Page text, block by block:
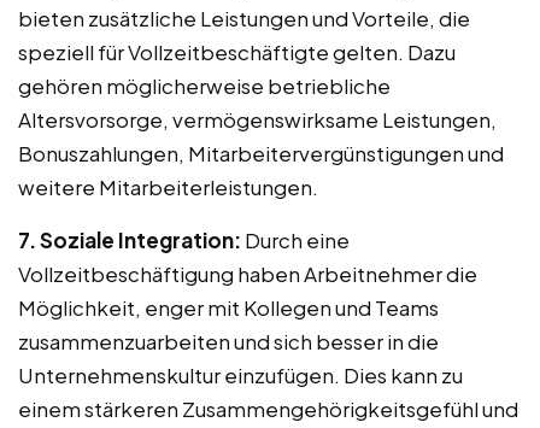
bieten zusätzliche Leistungen und Vorteile, die
speziell für Vollzeitbeschäftigte gelten. Dazu
gehören möglicherweise betriebliche
Altersvorsorge, vermögenswirksame Leistungen,
Bonuszahlungen, Mitarbeitervergünstigungen und
weitere Mitarbeiterleistungen.
7. Soziale Integration: Durch eine
Vollzeitbeschäftigung haben Arbeitnehmer die
Möglichkeit, enger mit Kollegen und Teams
zusammenzuarbeiten und sich besser in die
Unternehmenskultur einzufügen. Dies kann zu
einem stärkeren Zusammengehörigkeitsgefühl und